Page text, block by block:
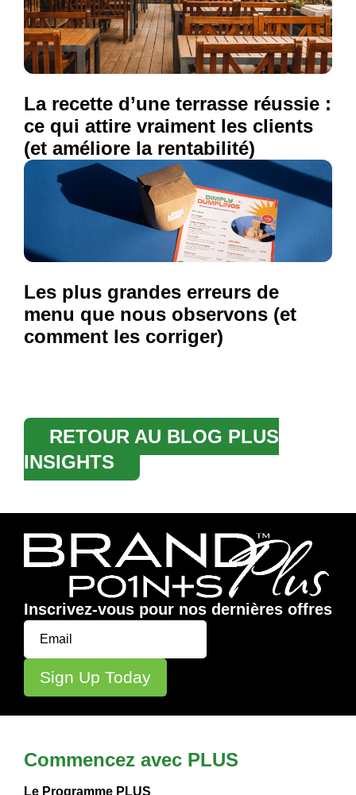
La recette d’une terrasse réussie :
ce qui attire vraiment les clients
(et améliore la rentabilité)
Les plus grandes erreurs de
menu que nous observons (et
comment les corriger)
RETOUR AU BLOG PLUS
INSIGHTS
Inscrivez-vous pour nos dernières offres
Commencez avec PLUS
Le Programme PLUS